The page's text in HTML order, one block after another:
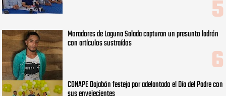
Moradores de Laguna Salada capturan un presunto ladrón
con artículos sustraídos
CONAPE Dajabón festeja por adelantado el Día del Padre con